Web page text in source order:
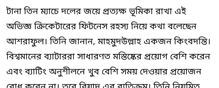
টানা তিন ম্যাচে দলের জয়ে প্রত্যক্ষ ভূমিকা রাখা এই
অভিজ্ঞ ক্রিকেটারের ফিটনেস রহস্য নিয়ে কথা বলেছেন
আশরাফুল। তিনি জানান, মাহমুদউল্লাহ একজন কিংবদন্তি।
বিশ্বমানের ব্যাটাররা সাধারণত মস্তিষ্কের প্রয়োগ বেশি করেন
এবং ব্যাটিং অনুশীলনে খুব বেশি সময় দেওয়ার প্রয়োজন